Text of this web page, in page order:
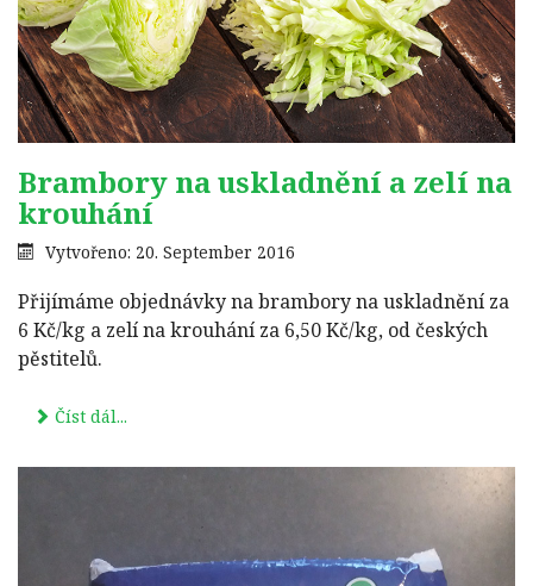
Brambory na uskladnění a zelí na
krouhání
Vytvořeno: 20. September 2016
Přijímáme objednávky na brambory na uskladnění za
6 Kč/kg a zelí na krouhání za 6,50 Kč/kg, od českých
pěstitelů.
Číst dál...